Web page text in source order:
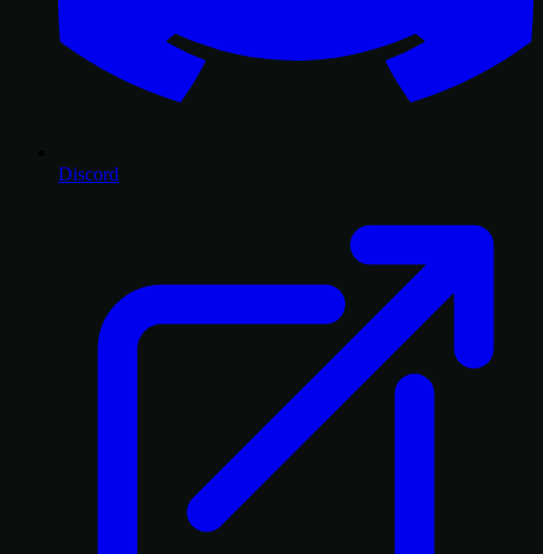
Discord